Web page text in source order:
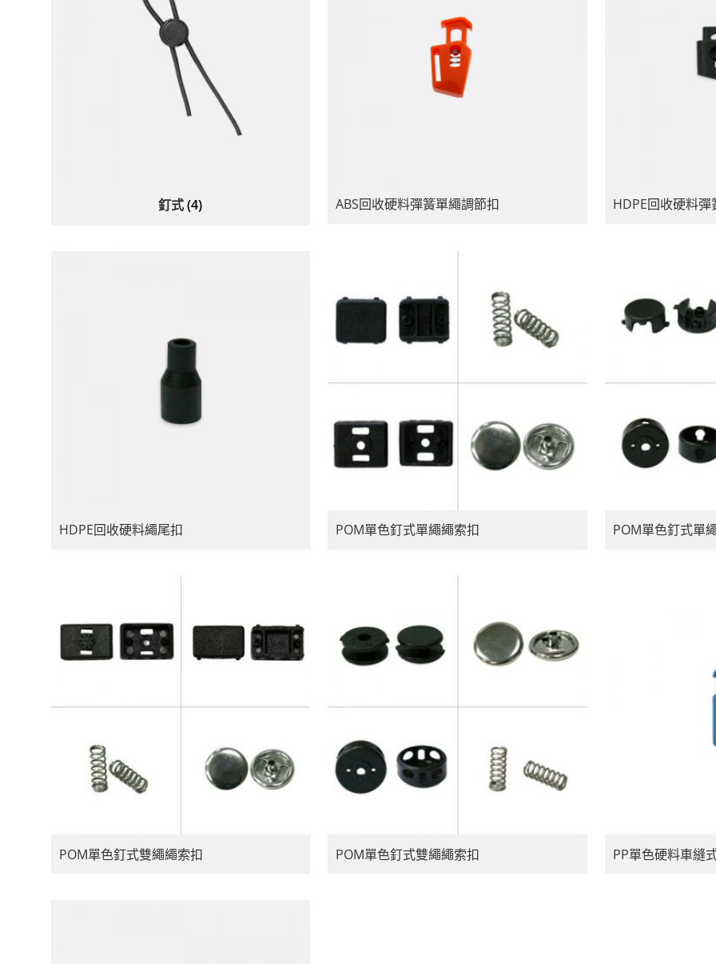
釘式(4) ABS回收硬料彈簧單繩調節扣 HDPE回收硬料
HDPE回收硬料繩尾扣 POM單色釘式單繩繩索扣 POM單色釘式單
POM單色釘式雙繩繩索扣 POM單色釘式雙繩繩索扣 PP單色硬料車縫